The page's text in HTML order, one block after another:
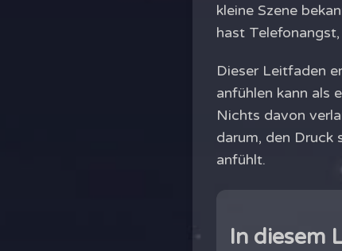
kleine Szene
hast
Dieser Leitfaden
anfühlen kann als
Nichts davon
darum, den Druck
anfühlt.
In diesem